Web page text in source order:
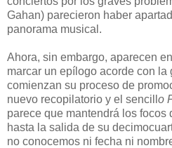
Gahan) parecieron haber
panorama musical.
Ahora, sin embargo, aparecen
marcar un epílogo acorde con la
comienzan su proceso de
nuevo recopilatorio y el sencill o
parece que mantendrá los focos
hasta la salida de su
no conocemos ni fecha ni